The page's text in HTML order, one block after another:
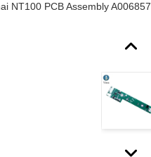
NT100 PCB Assembly A006857